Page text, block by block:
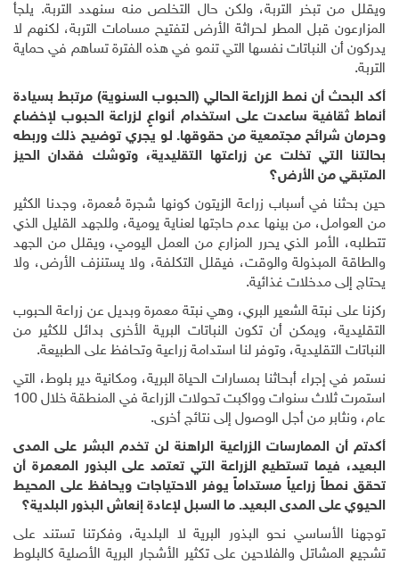
ويقلل من تبخر التربة، ولكن حال التخلص منه سنهدد التربة. يلجأ
المزارعون قبل المطر لحراثة الأرض لتفتيح مسامات التربة، لكنهم لا
يدركون أن النباتات نفسها التي تنمو في هذه الفترة تساهم في حماية
التربة.
أكد البحث أن نمط الزراعة الحالي (الحبوب السنوية) مرتبط بسيادة
أنماط ثقافية ساعدت على استخدام أنواعٍ لزراعة الحبوب لإخضاع
وحرمان شرائح مجتمعية من حقوقها. لو يجري توضيح ذلك وربطه
بحالتنا التي تخلت عن زراعتها التقليدية، وتوشك فقدان الحيز
المتبقي من الأرض؟
حين بحثنا في أسباب زراعة الزيتون كونها شجرة مُعمرة، وجدنا الكثير
من العوامل، من بينها عدم حاجتها لعناية يومية، وللجهد القليل الذي
تتطلبه، الأمر الذي يحرر المزارع من العمل اليومي، ويقلل من الجهد
والطاقة المبذولة والوقت، فيقلل التكلفة، ولا يستنزف الأرض، ولا
يحتاج إلى مدخلات غذائية.
ركزنا على نبتة الشعير البري، وهي نبتة معمرة وبديل عن زراعة الحبوب
التقليدية، ويمكن أن تكون النباتات البرية الأخرى بدائل للكثير من
النباتات التقليدية، وتوفر لنا استدامة زراعية وتحافظ على الطبيعة.
نستمر في إجراء أبحاثنا بمسارات الحياة البرية، ومكانية دير بلوط، التي
استمرت ثلاث سنوات وواكبت تحولات الزراعة في المنطقة خلال 100
عام، ونثابر من أجل الوصول إلى نتائج أخرى.
أكدتم أن الممارسات الزراعية الراهنة لن تخدم البشر على المدى
البعيد، فيما تستطيع الزراعة التي تعتمد على البذور المعمرة أن
تحقق نمطاً زراعياً مستداماً يوفر الاحتياجات ويحافظ على المحيط
الحيوي على المدى البعيد. ما السبل لإعادة إنعاش البذور البلدية؟
توجهنا الأساسي نحو البذور البرية لا البلدية، وفكرتنا تستند على
تشجيع المشاتل والفلاحين على تكثير الأشجار البرية الأصلية كالبلوط